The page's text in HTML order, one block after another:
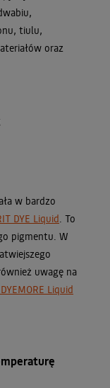
tiulu,
oraz
w bardzo
DYE Liquid . To
pigmentu. W
uwagę na
Liquid